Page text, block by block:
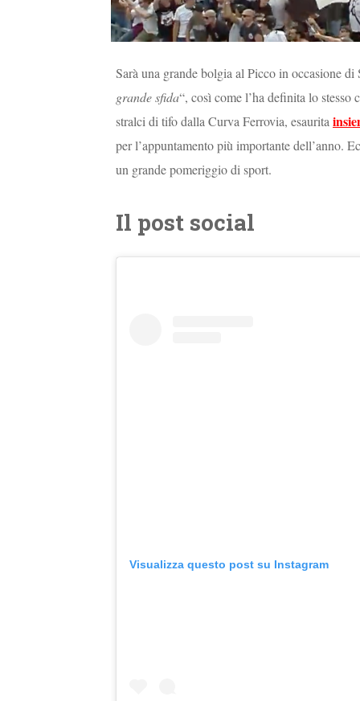
Sarà una grande bolgia al Picco in occasione
grande sfida“, così come l’ha definita lo
stralci di tifo dalla Curva Ferrovia, esaurita
per l’appuntamento più importante dell’anno.
un grande pomeriggio di sport.
Il post social
Visualizza questo post su Instagram